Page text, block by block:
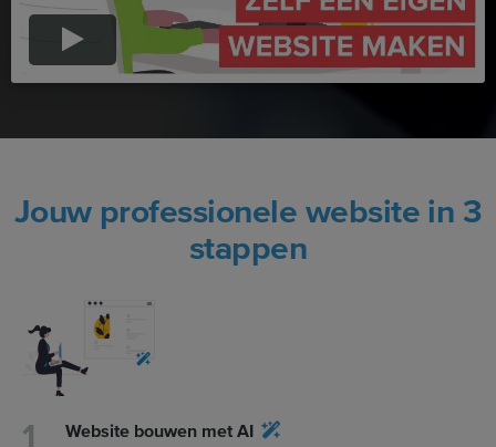
Jouw professionele website in 3
stappen
Website bouwen met AI